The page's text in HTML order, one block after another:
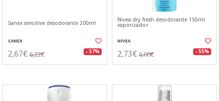
Sanex sensitive desodorante 200ml
SANEX
2,67€ 6,22€ - 57%
Nivea dry fresh desodorante 150ml
vaporizador
NIVEA
2,73€ 6,00€ - 55%